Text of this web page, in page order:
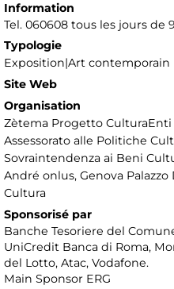
Information
Tel. 060608 tous les jours de
Typologie
Exposition|Art contemporain
Site Web
Organisation
Zètema Progetto
Assessorato alle Politiche
Sovraintendenza ai Beni
André onlus, Genova
Cultura
Sponsorisé par
Banche Tesoriere del
UniCredit Banca di Roma,
del Lotto, Atac, Vodafone.
Main Sponsor ERG